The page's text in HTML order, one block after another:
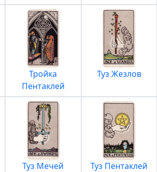
Тройка
Пентаклей
Туз Жезлов
Туз Мечей Туз Пентаклей